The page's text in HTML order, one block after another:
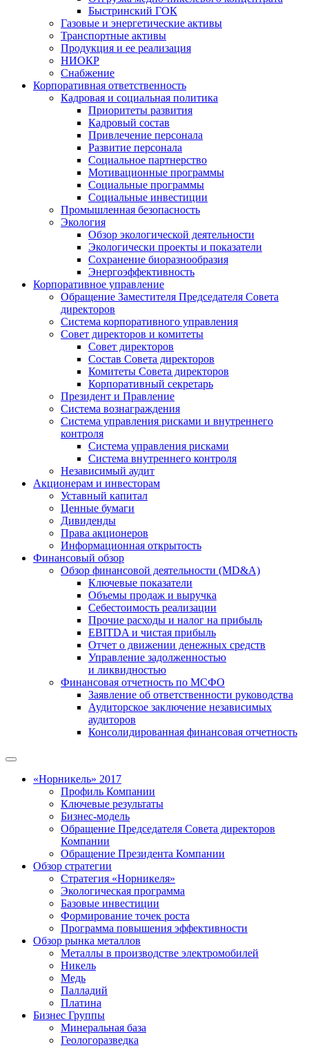
Быстринский ГОК
Газовые и энергетические активы
Транспортные активы
Продукция и ее реализация
НИОКР
Снабжение
Корпоративная ответственность
Кадровая и социальная политика
Приоритеты развития
Кадровый состав
Привлечение персонала
Развитие персонала
Социальное партнерство
Мотивационные программы
Социальные программы
Социальные инвестиции
Промышленная безопасность
Экология
Обзор экологической деятельности
Экологически проекты и показатели
Сохранение биоразнообразия
Энергоэффективность
Корпоративное управление
Обращение Заместителя Председателя Совета
директоров
Система корпоративного управления
Совет директоров и комитеты
Совет директоров
Состав Совета директоров
Комитеты Совета директоров
Корпоративный секретарь
Президент и Правление
Система вознаграждения
Система управления рисками и внутреннего
контроля
Система управления рисками
Система внутреннего контроля
Независимый аудит
Акционерам и инвесторам
Уставный капитал
Ценные бумаги
Дивиденды
Права акционеров
Информационная открытость
Финансовый обзор
Обзор финансовой деятельности (MD&A)
Ключевые показатели
Объемы продаж и выручка
Себестоимость реализации
Прочие расходы и налог на прибыль
EBITDA и чистая прибыль
Отчет о движении денежных средств
Управление задолженностью
и ликвидностью
Финансовая отчетность по МСФО
Заявление об ответственности руководства
Аудиторское заключение независимых
аудиторов
Консолидированная финансовая отчетность
«Норникель» 2017
Профиль Компании
Ключевые результаты
Бизнес-модель
Обращение Председателя Совета директоров
Компании
Обращение Президента Компании
Обзор стратегии
Стратегия «Норникеля»
Экологическая программа
Базовые инвестиции
Формирование точек роста
Программа повышения эффективности
Обзор рынка металлов
Металлы в производстве электромобилей
Никель
Медь
Палладий
Платина
Бизнес Группы
Минеральная база
Геологоразведка